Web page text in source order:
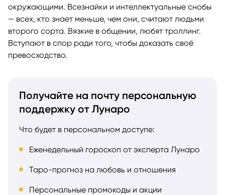
окружающими. Всезнайки и интеллектуальные снобы
— всех, кто знает меньше, чем они, считают людьми
второго сорта. Вязкие в общении, любят троллинг.
Вступают в спор ради того, чтобы доказать своё
превосходство.
Получайте на почту персональную
поддержку от Лунаро
Что будет в персональном доступе:
Еженедельный гороскоп от эксперта Лунаро
Таро-прогноз на любовь и отношения
Персональные промокоды и акции